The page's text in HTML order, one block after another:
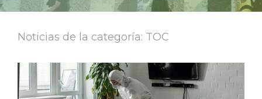
Noticias de la categoría: TOC